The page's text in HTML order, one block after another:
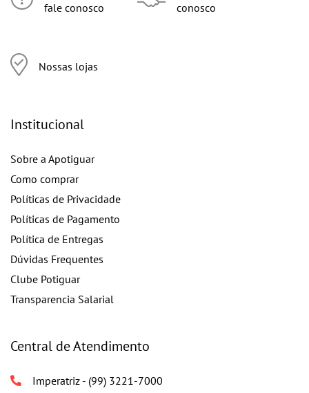
fale conosco
Nossas lojas
conosco
Institucional
Sobre a Apotiguar
Como comprar
Políticas de Privacidade
Políticas de Pagamento
Política de Entregas
Dúvidas Frequentes
Clube Potiguar
Transparencia Salarial
Central de Atendimento
Imperatriz - (99) 3221-7000